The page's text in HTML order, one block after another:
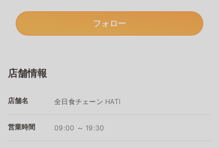
フォロー
店舗情報
店舗名 全日食チェーン HATI
営業時間 09:00 ～ 19:30